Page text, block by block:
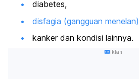
diabetes,
disfagia (gangguan menelan)
kanker dan kondisi lainnya.
Iklan